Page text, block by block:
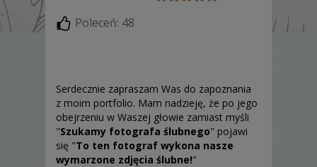
Poleceń: 48
Serdecznie zapraszam Was do zapoznania
z moim portfolio. Mam nadzieję, że po jego
obejrzeniu w Waszej głowie zamiast myśli
"Szukamy fotografa ślubnego" pojawi
się "To ten fotograf wykona nasze
wymarzone zdjęcia ślubne!"